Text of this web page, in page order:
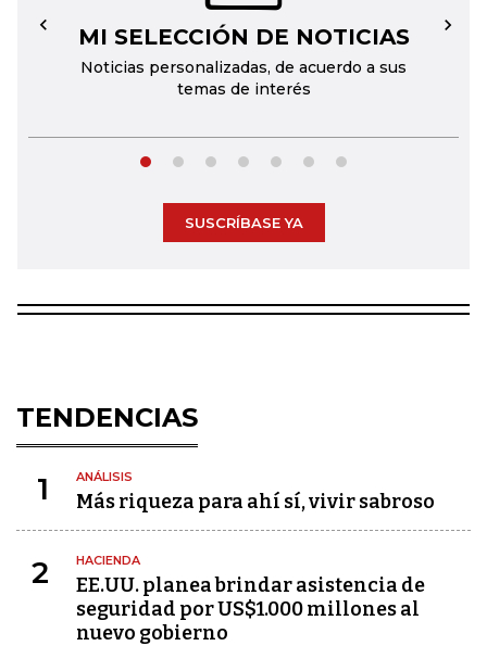
MI SELECCIÓN DE NOTICIAS
Noticias personalizadas, de acuerdo a sus
temas de interés
← →
SUSCRÍBASE YA
TENDENCIAS
1 ANÁLISIS
Más riqueza para ahí sí, vivir sabroso
2 HACIENDA
EE.UU. planea brindar asistencia de
seguridad por US$1.000 millones al
nuevo gobierno